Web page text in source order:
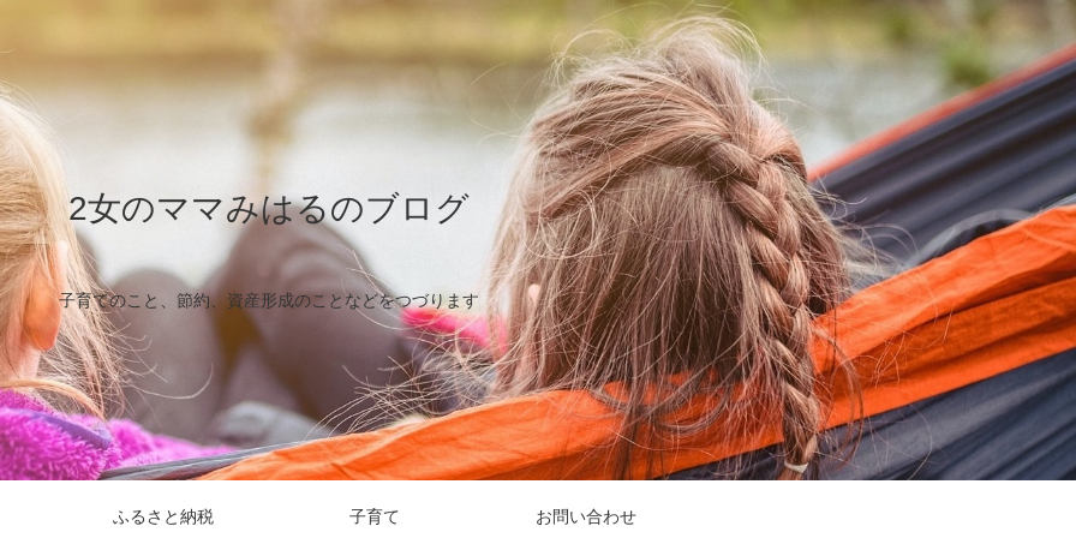
2女のママみはるのブログ
子育てのこと、節約、資産形成のことなどをつづります
ふるさと納税 子育て お問い合わせ